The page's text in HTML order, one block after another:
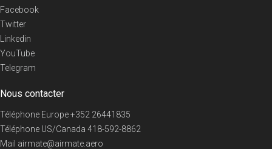
Facebook
Twitter
Linkedin
YouTube
Telegram
Nous contacter
Téléphone Europe+352 26441835
Téléphone US/Canada 418-592-8862
Mail airmate@airmate.aero